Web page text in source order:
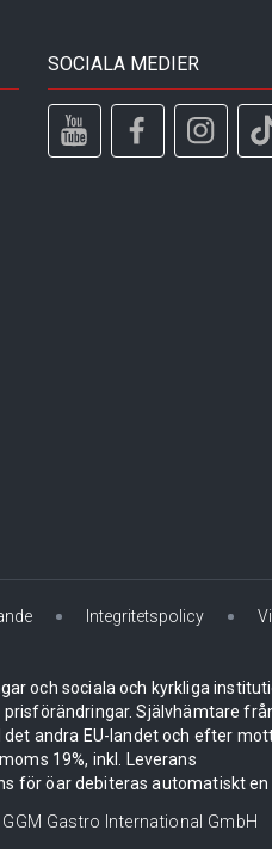
SOCIALA MEDIER
Integritetspolicy
och sociala och kyrkliga
Självhämtare
andra EU-landet och efter
19%, inkl. Leverans
för öar debiteras automatiskt
Gastro International GmbH